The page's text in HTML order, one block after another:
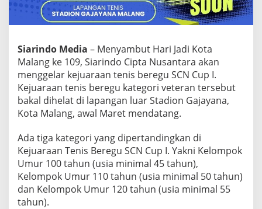
A
A
N
E
N
I
S
B
E
R
U
S
C
N
C
U
Siarindo Media – Menyambut Hari Jadi Kota
Malang ke 109, Siarindo Cipta Nusantara akan
menggelar kejuaraan tenis beregu SCN Cup I.
Kejuaraan tenis beregu kategori veteran tersebut
bakal dihelat di lapangan luar Stadion Gajayana,
Kota Malang, awal Maret mendatang.
Ada tiga kategori yang dipertandingkan di
Kejuaraan Tenis Beregu SCN Cup I. Yakni Kelompok
Umur 100 tahun (usia minimal 45 tahun),
Kelompok Umur 110 tahun (usia minimal 50 tahun)
dan Kelompok Umur 120 tahun (usia minimal 55
tahun).